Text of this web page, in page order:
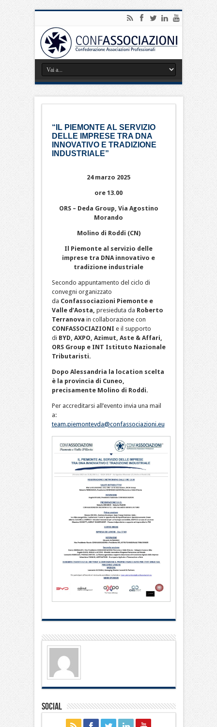
“IL PIEMONTE AL SERVIZIO
DELLE IMPRESE TRA DNA
INNOVATIVO E TRADIZIONE
INDUSTRIALE”
24 marzo 2025
ore 13.00
ORS – Deda Group, Via Agostino
Morando
Molino di Roddi (CN)
Il Piemonte al servizio delle
imprese tra DNA innovativo e
tradizione industriale
Secondo appuntamento del ciclo di
convegni organizzato
da Confassociazioni Piemonte e
Valle d’Aosta, presieduta da Roberto
Terranova in collaborazione con
CONFASSOCIAZIONI e il supporto
di BYD, AXPO, Azimut, Aste & Affari,
ORS Group e INT Istituto Nazionale
Tributaristi.
Dopo Alessandria la location scelta
è la provincia di Cuneo,
precisamente Molino di Roddi.
Per accreditarsi all’evento invia una mail
a:
team.piemontevda@confassociazioni.eu
Social